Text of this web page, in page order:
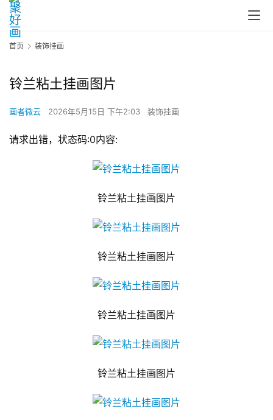
首页 装饰挂画
铃兰粘土挂画图片
画者微云 2026年5月15日 下午2:03 装饰挂画
请求出错，状态码:0内容:
铃兰粘土挂画图片
铃兰粘土挂画图片
铃兰粘土挂画图片
铃兰粘土挂画图片